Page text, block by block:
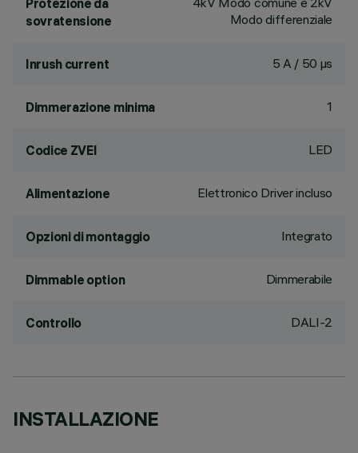
Protezione da
sovratensione
Modo differenziale
Inrush current 5 A / 50 µs
Dimmerazione minima 1
Codice ZVEI LED
Alimentazione Elettronico Driver incluso
Opzioni di montaggio Integrato
Dimmable option Dimmerabile
Controllo DALI-2
INSTALLAZIONE